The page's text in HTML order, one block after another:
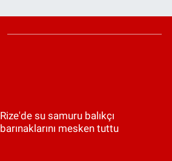
Rize'de su samuru balıkçı
barınaklarını mesken tuttu